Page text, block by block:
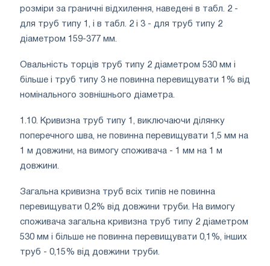
розміри за граничні відхилення, наведені в табл. 2 -
для труб типу 1, і в табл. 2 і 3 - для труб типу 2
діаметром 159-377 мм.
Овальність торців труб типу 2 діаметром 530 мм і
більше і труб типу 3 не повинна перевищувати 1% від
номінального зовнішнього діаметра.
1.10. Кривизна труб типу 1, виключаючи ділянку
поперечного шва, не повинна перевищувати 1,5 мм на
1 м довжини, на вимогу споживача - 1 мм на 1 м
довжини.
Загальна кривизна труб всіх типів не повинна
перевищувати 0,2% від довжини труби. На вимогу
споживача загальна кривизна труб типу 2 діаметром
530 мм і більше не повинна перевищувати 0,1%, інших
труб - 0,15% від довжини труби.